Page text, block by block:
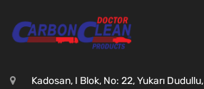
Kadosan, I Blok, No: 22, Yukarı Dudullu,